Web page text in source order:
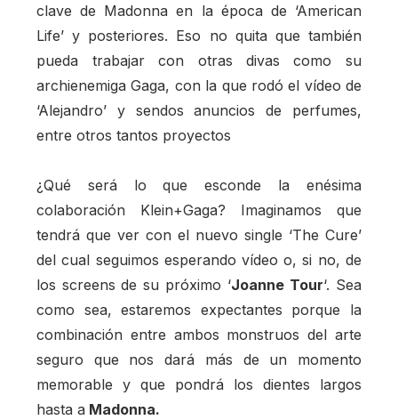
clave de Madonna en la época de ‘American
Life’ y posteriores. Eso no quita que también
pueda trabajar con otras divas como su
archienemiga Gaga, con la que rodó el vídeo de
‘Alejandro’ y sendos anuncios de perfumes,
entre otros tantos proyectos
¿Qué será lo que esconde la enésima
colaboración Klein+Gaga? Imaginamos que
tendrá que ver con el nuevo single ‘The Cure’
del cual seguimos esperando vídeo o, si no, de
los screens de su próximo ‘Joanne Tour‘. Sea
como sea, estaremos expectantes porque la
combinación entre ambos monstruos del arte
seguro que nos dará más de un momento
memorable y que pondrá los dientes largos
hasta a Madonna.